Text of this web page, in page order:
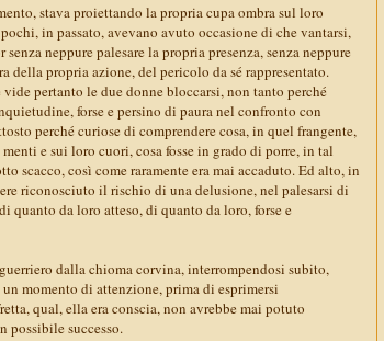
stava proiettando la propria cupa ombra sul loro
in passato, avevano avuto occasione di che vantarsi,
neppure palesare la propria presenza, senza neppure
della propria azione, del pericolo da sé rappresentato.
pertanto le due donne bloccarsi, non tanto perché
forse e persino di paura nel confronto con
perché curiose di comprendere cosa, in quel frangente,
e sui loro cuori, cosa fosse in grado di porre, in tal
scacco, così come raramente era mai accaduto. Ed alto, in
riconosciuto il rischio di una delusione, nel palesarsi di
quanto da loro atteso, di quanto da loro, forse e
dalla chioma corvina, interrompendosi subito,
momento di attenzione, prima di esprimersi
qual, ella era conscia, non avrebbe mai potuto
possibile successo.